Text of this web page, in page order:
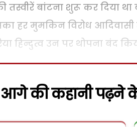
तस्वीरें बांटना शुरू कर दिया
हर मुमकिन विरोध
हिन्दुत्व उन पर थोपना बंद
आगे की कहानी पढ़ने